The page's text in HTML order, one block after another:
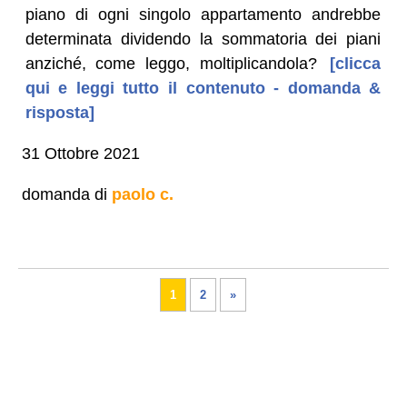
piano di ogni singolo appartamento andrebbe
determinata dividendo la sommatoria dei piani
anziché, come leggo, moltiplicandola?
[clicca
qui e leggi tutto il contenuto - domanda &
risposta]
31 Ottobre 2021
domanda di paolo c.
1 2 »